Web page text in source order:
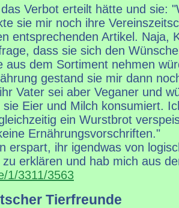
Verbot erteilt hätte und sie:
sie mir noch ihre
entsprechenden Artikel. Naja,
dass sie sich den
aus dem Sortiment nehmen
gestand sie mir dann
Vater sei aber Veganer und
Eier und Milch konsumiert.
ein Wurstbrot
Ernährungsvorschriften."
erspart, ihr igendwas von
erklären und hab mich aus
1/3311/3563
Tierfreunde